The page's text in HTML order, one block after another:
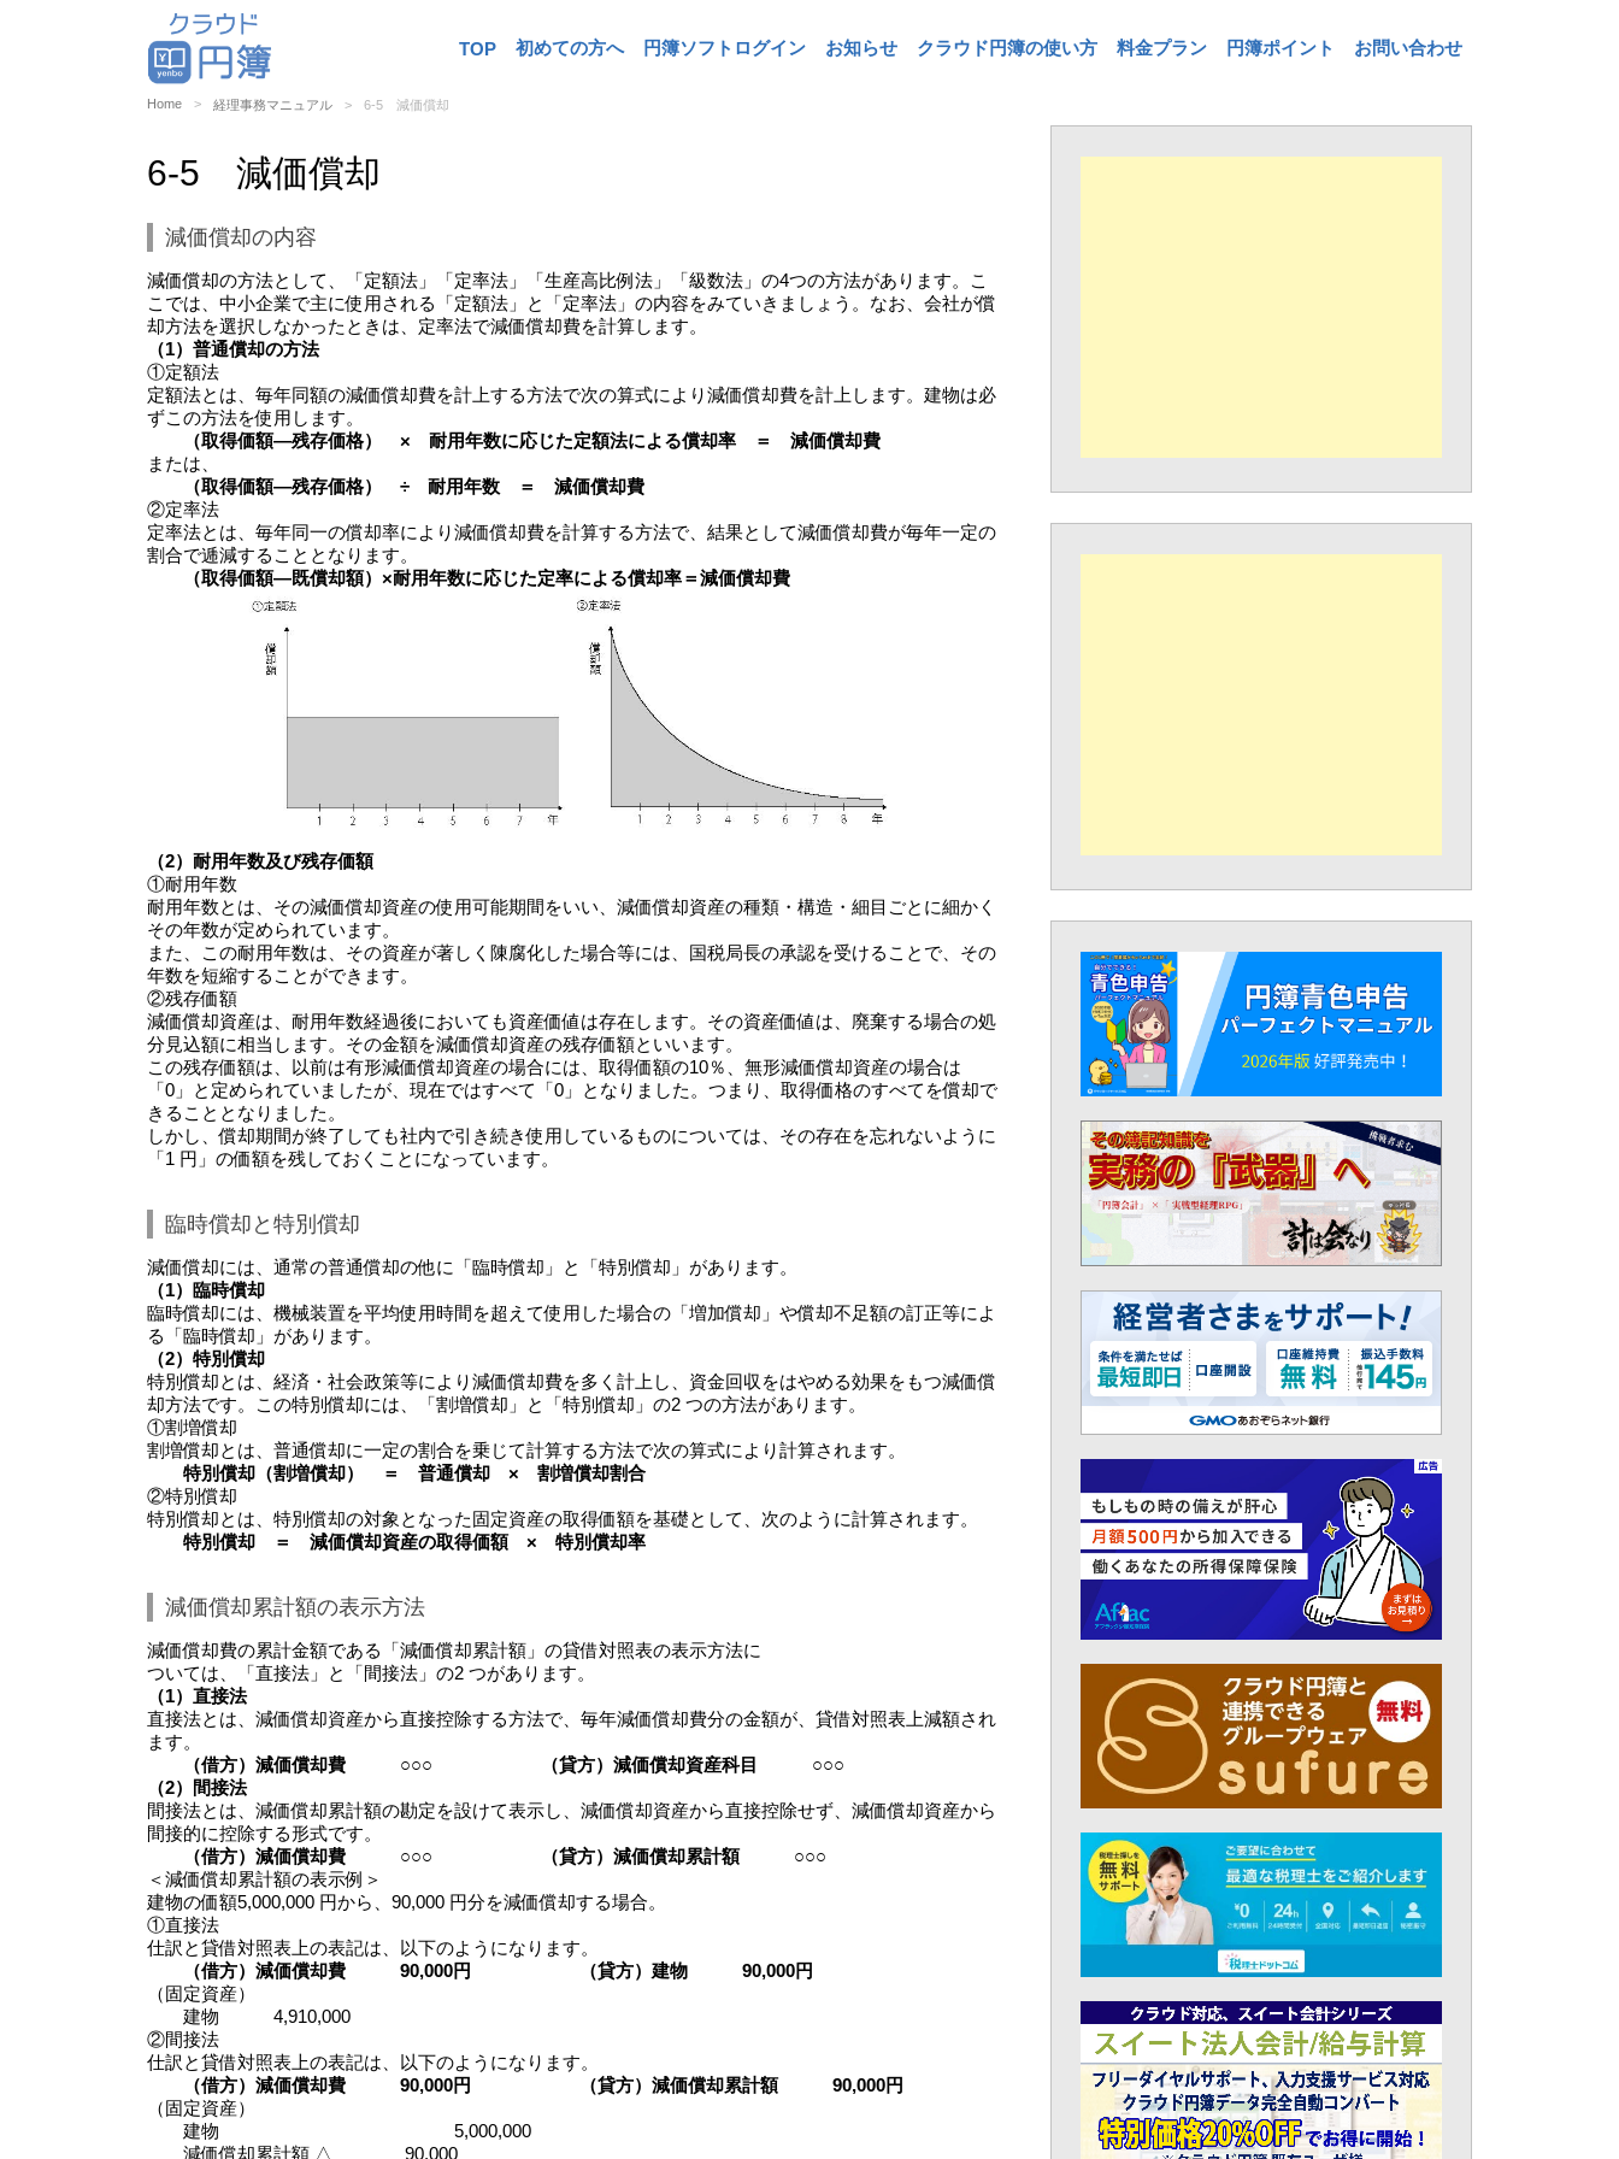
TOP 初めての方へ 円簿ソフトログイン お知らせ クラウド円簿の使い方 料金プラン 円簿ポイント お問い合わせ
Home 経理事務マニュアル 6-5 減価償却
6-5 減価償却
減価償却の内容
減価償却の方法として、「定額法」「定率法」「生産高比例法」「級数法」の4つの方法があります。こ
こでは、中小企業で主に使用される「定額法」と「定率法」の内容をみていきましょう。なお、会社が償
却方法を選択しなかったときは、定率法で減価償却費を計算します。
（1）普通償却の方法
①定額法
定額法とは、毎年同額の減価償却費を計上する方法で次の算式により減価償却費を計上します。建物は必
ずこの方法を使用します。
（取得価額―残存価格） × 耐用年数に応じた定額法による償却率 ＝ 減価償却費
または、
（取得価額―残存価格） ÷ 耐用年数 ＝ 減価償却費
②定率法
定率法とは、毎年同一の償却率により減価償却費を計算する方法で、結果として減価償却費が毎年一定の
割合で逓減することとなります。
（取得価額―既償却額）×耐用年数に応じた定率による償却率＝減価償却費
（2）耐用年数及び残存価額
①耐用年数
耐用年数とは、その減価償却資産の使用可能期間をいい、減価償却資産の種類・構造・細目ごとに細かく
その年数が定められています。
また、この耐用年数は、その資産が著しく陳腐化した場合等には、国税局長の承認を受けることで、その
年数を短縮することができます。
②残存価額
減価償却資産は、耐用年数経過後においても資産価値は存在します。その資産価値は、廃棄する場合の処
分見込額に相当します。その金額を減価償却資産の残存価額といいます。
この残存価額は、以前は有形減価償却資産の場合には、取得価額の10％、無形減価償却資産の場合は
「0」と定められていましたが、現在ではすべて「0」となりました。つまり、取得価格のすべてを償却で
きることとなりました。
しかし、償却期間が終了しても社内で引き続き使用しているものについては、その存在を忘れないように
「1 円」の価額を残しておくことになっています。
臨時償却と特別償却
減価償却には、通常の普通償却の他に「臨時償却」と「特別償却」があります。
（1）臨時償却
臨時償却には、機械装置を平均使用時間を超えて使用した場合の「増加償却」や償却不足額の訂正等によ
る「臨時償却」があります。
（2）特別償却
特別償却とは、経済・社会政策等により減価償却費を多く計上し、資金回収をはやめる効果をもつ減価償
却方法です。この特別償却には、「割増償却」と「特別償却」の2 つの方法があります。
①割増償却
割増償却とは、普通償却に一定の割合を乗じて計算する方法で次の算式により計算されます。
特別償却（割増償却） ＝ 普通償却 × 割増償却割合
②特別償却
特別償却とは、特別償却の対象となった固定資産の取得価額を基礎として、次のように計算されます。
特別償却 ＝ 減価償却資産の取得価額 × 特別償却率
減価償却累計額の表示方法
減価償却費の累計金額である「減価償却累計額」の貸借対照表の表示方法に
ついては、「直接法」と「間接法」の2 つがあります。
（1）直接法
直接法とは、減価償却資産から直接控除する方法で、毎年減価償却費分の金額が、貸借対照表上減額され
ます。
（借方）減価償却費 ○○○ （貸方）減価償却資産科目 ○○○
（2）間接法
間接法とは、減価償却累計額の勘定を設けて表示し、減価償却資産から直接控除せず、減価償却資産から
間接的に控除する形式です。
（借方）減価償却費 ○○○ （貸方）減価償却累計額 ○○○
＜減価償却累計額の表示例＞
建物の価額5,000,000 円から、90,000 円分を減価償却する場合。
①直接法
仕訳と貸借対照表上の表記は、以下のようになります。
（借方）減価償却費 90,000円 （貸方）建物 90,000円
（固定資産）
建物 4,910,000
②間接法
仕訳と貸借対照表上の表記は、以下のようになります。
（借方）減価償却費 90,000円 （貸方）減価償却累計額 90,000円
（固定資産）
建物 5,000,000
減価償却累計額 △ 90,000